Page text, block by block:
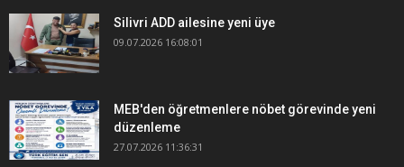
Silivri ADD ailesine yeni üye
09.07.2026 16:08:01
MEB'den öğretmenlere nöbet görevinde yeni
düzenleme
27.07.2026 11:36:31